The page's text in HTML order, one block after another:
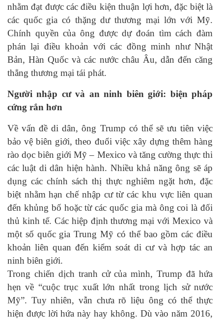
nhằm đạt được các điều kiện thuận lợi hơn, đặc biệt là
các quốc gia có thặng dư thương mại lớn với Mỹ.
Chính quyền của ông được dự đoán tìm cách đàm
phán lại điều khoản với các đồng minh như Nhật
Bản, Hàn Quốc và các nước châu Âu, dẫn đến căng
thẳng thương mại tái phát.
Người nhập cư và an ninh biên giới: biện pháp
cứng rắn hơn
Về vấn đề di dân, ông Trump có thể sẽ ưu tiên việc
bảo vệ biên giới, theo đuổi việc xây dựng thêm hàng
rào dọc biên giới Mỹ – Mexico và tăng cường thực thi
các luật di dân hiện hành. Nhiều khả năng ông sẽ áp
dụng các chính sách thị thực nghiêm ngặt hơn, đặc
biệt nhằm hạn chế nhập cư từ các khu vực liên quan
đến khủng bố hoặc từ các quốc gia mà ông coi là đối
thủ kinh tế. Các hiệp định thương mại với Mexico và
một số quốc gia Trung Mỹ có thể bao gồm các điều
khoản liên quan đến kiểm soát di cư và hợp tác an
ninh biên giới.
Trong chiến dịch tranh cử của mình, Trump đã hứa
hẹn về “cuộc trục xuất lớn nhất trong lịch sử nước
Mỹ”. Tuy nhiên, vẫn chưa rõ liệu ông có thể thực
hiện được lời hứa này hay không. Dù vào năm 2016,